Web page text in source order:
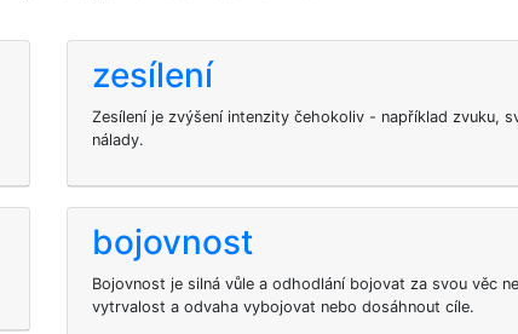
zesílení
Zesílení je zvýšení intenzity čehokoliv - například zvuku,
nálady.
bojovnost
Bojovnost je silná vůle a odhodlání bojovat za svou věc
vytrvalost a odvaha vybojovat nebo dosáhnout cíle.